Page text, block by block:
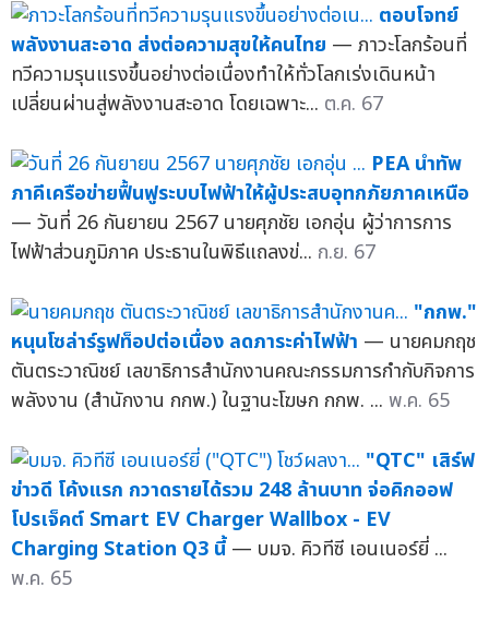
ตอบโจทย์
พลังงานสะอาด ส่งต่อความสุขให้คนไทย — ภาวะโลกร้อนที่
ทวีความรุนแรงขึ้นอย่างต่อเนื่องทำให้ทั่วโลกเร่งเดินหน้า
เปลี่ยนผ่านสู่พลังงานสะอาด โดยเฉพาะ... ต.ค. 67
PEA นำทัพ
ภาคีเครือข่ายฟื้นฟูระบบไฟฟ้าให้ผู้ประสบอุทกภัยภาคเหนือ
— วันที่ 26 กันยายน 2567 นายศุภชัย เอกอุ่น ผู้ว่าการการ
ไฟฟ้าส่วนภูมิภาค ประธานในพิธีแถลงข่... ก.ย. 67
"กกพ."
หนุนโซล่าร์รูฟท็อปต่อเนื่อง ลดภาระค่าไฟฟ้า — นายคมกฤช
ตันตระวาณิชย์ เลขาธิการสำนักงานคณะกรรมการกำกับกิจการ
พลังงาน (สำนักงาน กกพ.) ในฐานะโฆษก กกพ. ... พ.ค. 65
"QTC" เสิร์ฟ
ข่าวดี โค้งแรก กวาดรายได้รวม 248 ล้านบาท จ่อคิกออฟ
โปรเจ็คต์ Smart EV Charger Wallbox - EV
Charging Station Q3 นี้ — บมจ. คิวทีซี เอนเนอร์ยี่ ...
พ.ค. 65